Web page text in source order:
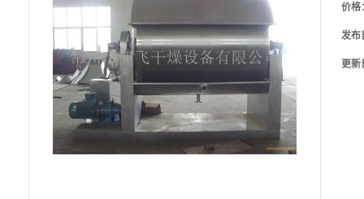
价格
发布
更新